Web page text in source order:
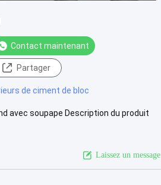
Contact maintenant
Partager
de ciment de bloc
avec soupape Description du produit
Laissez un message.